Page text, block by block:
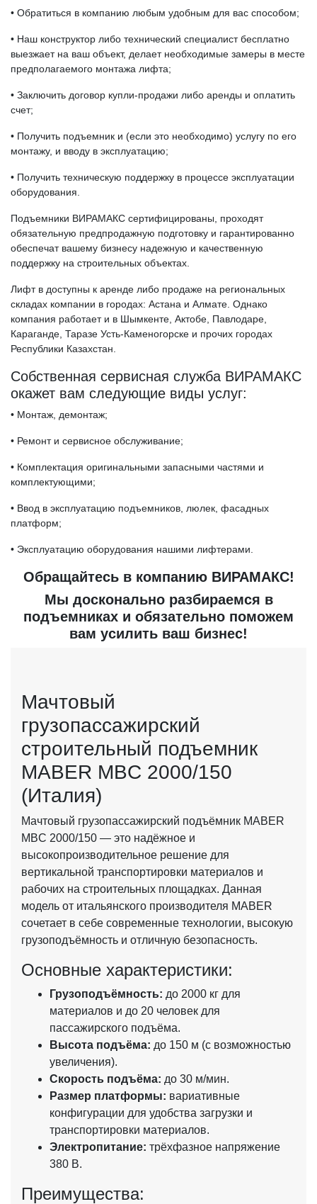
• Обратиться в компанию любым удобным для вас способом;
• Наш конструктор либо технический специалист бесплатно
выезжает на ваш объект, делает необходимые замеры в месте
предполагаемого монтажа лифта;
• Заключить договор купли-продажи либо аренды и оплатить
счет;
• Получить подъемник и (если это необходимо) услугу по его
монтажу, и вводу в эксплуатацию;
• Получить техническую поддержку в процессе эксплуатации
оборудования.
Подъемники ВИРАМАКС сертифицированы, проходят
обязательную предпродажную подготовку и гарантированно
обеспечат вашему бизнесу надежную и качественную
поддержку на строительных объектах.
Лифт в доступны к аренде либо продаже на региональных
складах компании в городах: Астана и Алмате. Однако
компания работает и в Шымкенте, Актобе, Павлодаре,
Караганде, Таразе Усть-Каменогорске и прочих городах
Республики Казахстан.
Собственная сервисная служба ВИРАМАКС
окажет вам следующие виды услуг:
• Монтаж, демонтаж;
• Ремонт и сервисное обслуживание;
• Комплектация оригинальными запасными частями и
комплектующими;
• Ввод в эксплуатацию подъемников, люлек, фасадных
платформ;
• Эксплуатацию оборудования нашими лифтерами.
Обращайтесь в компанию ВИРАМАКС!
Мы досконально разбираемся в
подъемниках и обязательно поможем
вам усилить ваш бизнес!
Мачтовый
грузопассажирский
строительный подъемник
MABER MBC 2000/150
(Италия)
Мачтовый грузопассажирский подъёмник MABER
MBC 2000/150 — это надёжное и
высокопроизводительное решение для
вертикальной транспортировки материалов и
рабочих на строительных площадках. Данная
модель от итальянского производителя MABER
сочетает в себе современные технологии, высокую
грузоподъёмность и отличную безопасность.
Основные характеристики:
Грузоподъёмность: до 2000 кг для
материалов и до 20 человек для
пассажирского подъёма.
Высота подъёма: до 150 м (с возможностью
увеличения).
Скорость подъёма: до 30 м/мин.
Размер платформы: вариативные
конфигурации для удобства загрузки и
транспортировки материалов.
Электропитание: трёхфазное напряжение
380 В.
Преимущества: